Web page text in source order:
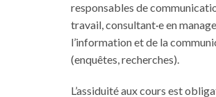
responsables de
travail, consultant·e en
l’information et de la
(enquêtes, recherches).
L’assiduité aux cours est